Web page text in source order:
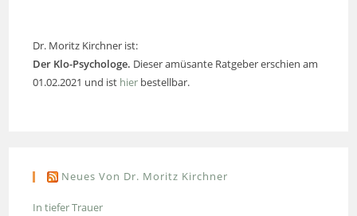
Dr. Moritz Kirchner ist:
Der Klo-Psychologe. Dieser amüsante Ratgeber erschien am
01.02.2021 und ist hier bestellbar.
Neues Von Dr. Moritz Kirchner
In tiefer Trauer